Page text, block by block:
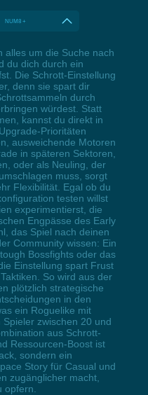
NUM8 +
alles um die Suche nach
du dich durch ein
Die Schrott-Einstellung
denn sie spart dir
durch
würdest. Statt
kannst du direkt in
Prioritäten
ausweichende Motoren
in späteren Sektoren,
oder als Neuling, der
muss, sorgt
Flexibilität. Egal ob du
testen willst
experimentierst, die
Engpässe des Early
das Spiel nach deinen
Community wissen: Ein
Bossfights oder das
Einstellung spart Frust
So wird aus der
plötzlich strategische
in den
ein Roguelike mit
zwischen 20 und
aus Schrott-
Ressourcen-Boost ist
sondern ein
Story für Casual und
zugänglicher macht,
opfern.